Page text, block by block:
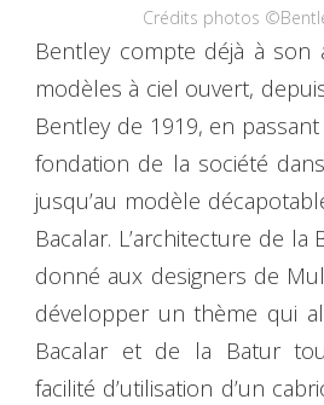
Crédits photos
Bentley compte déjà à son
modèles à ciel ouvert,
Bentley de 1919, en
fondation de la société
jusqu’au modèle
Bacalar. L’architecture de la
donné aux designers de
développer un thème qui
Bacalar et de la Batur
facilité d’utilisation d’un